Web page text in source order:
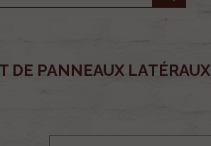
DE PANNEAUX LATÉRAUX